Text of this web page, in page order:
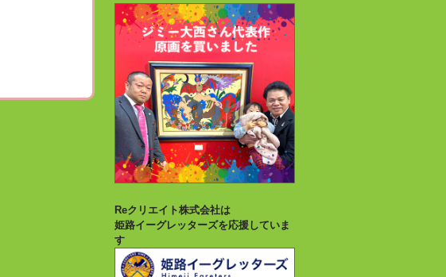
Reクリエイト株式会社は
姫路イーグレッターズを応援していま
す